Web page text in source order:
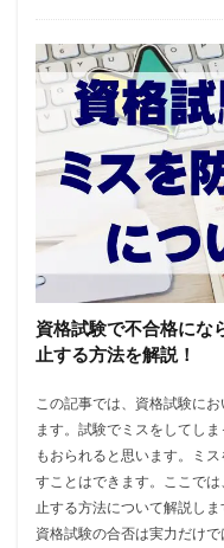
資格試験で不合格にな
止する方法を解説！
この記事では、資格試験に
ます。試験でミスをしてし
もおられると思います。ミ
すことはできます。ここで
止する方法について解説し
資格試験の合否は実力だけ